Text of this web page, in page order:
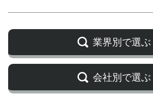
業界別で選ぶ
会社別で選ぶ